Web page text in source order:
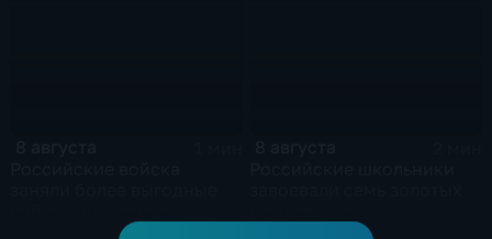
направлениях в зоне СВО
бронзовую на турнире по